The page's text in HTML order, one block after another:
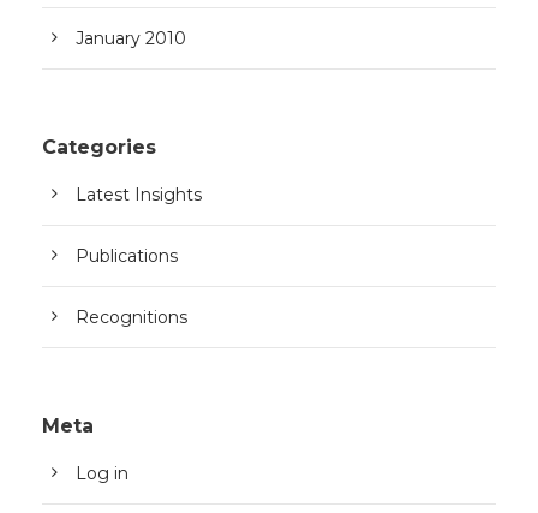
January 2010
Categories
Latest Insights
Publications
Recognitions
Meta
Log in